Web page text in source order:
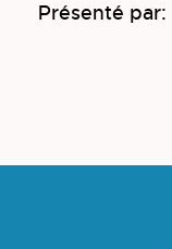
Présenté par: